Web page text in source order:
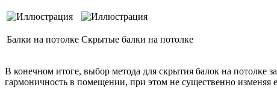
Балки на потолке Скрытые балки на потолке
В конечном итоге, выбор метода для скрытия балок на потолке
гармоничность в помещении, при этом не существенно изменяя